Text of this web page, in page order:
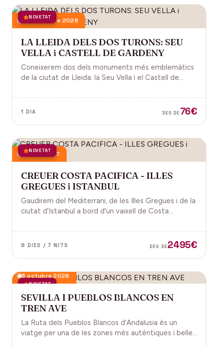
NOVETAT
21 novembre 2026
LA LLEIDA DELS DOS TURONS: SEU
VELLA i CASTELL DE GARDENY
Coneixerem dos dels monuments més emblemàtics
de la ciutat de Lleida: la Seu Vella i el Castell de
1 DIA DES DE 76€
NOVETAT
18 juny 2027
CREUER COSTA PACIFICA - ILLES
GREGUES i ISTANBUL
Gaudirem del Mediterrani, de les Illes Gregues i de la
ciutat d'Istanbul a bord d'un vaixell de Costa
8 DIES / 7 NITS DES DE2495€
NOVETAT
3 octubre 2026
SEVILLA I PUEBLOS BLANCOS EN
TREN AVE
La Ruta dels Pueblos Blancos d’Andalusia és un
viatge per una de les zones més autèntiques i belles